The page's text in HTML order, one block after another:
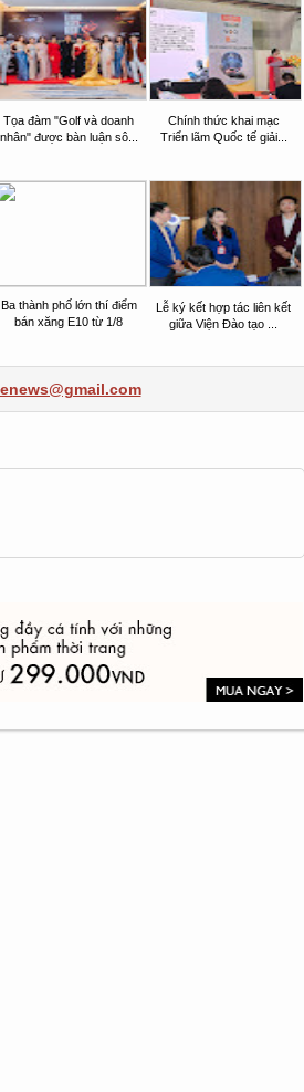
Tọa đàm "Golf và doanh
nhân" được bàn luận sô...
Chính thức khai mạc
Triển lãm Quốc tế giải...
Ba thành phố lớn thí điểm
bán xăng E10 từ 1/8
Lễ ký kết hợp tác liên kết
giữa Viện Đào tạo ...